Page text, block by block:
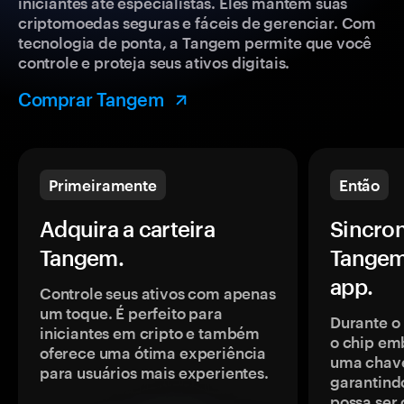
criptomoedas seguras e fáceis de gerenciar. Com
tecnologia de ponta, a Tangem permite que você
controle e proteja seus ativos digitais.
Comprar Tangem
Primeiramente
Adquira a carteira
Tangem.
Controle seus ativos com apenas
um toque. É perfeito para
iniciantes em cripto e também
oferece uma ótima experiência
para usuários mais experientes.
Então
app.
Durante
o chip
uma